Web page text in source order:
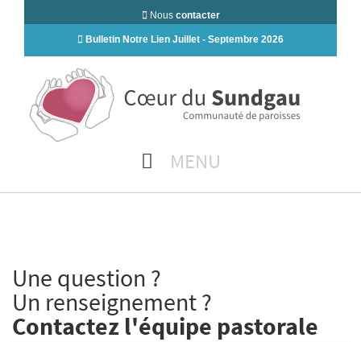
Nous contacter
Bulletin Notre Lien Juillet - Septembre 2026
MENU
Une question ?
Un renseignement ?
Contactez l'équipe pastorale